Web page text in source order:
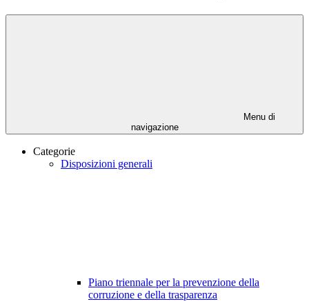
Menu di
navigazione
Categorie
Disposizioni generali
Piano triennale per la prevenzione della
corruzione e della trasparenza